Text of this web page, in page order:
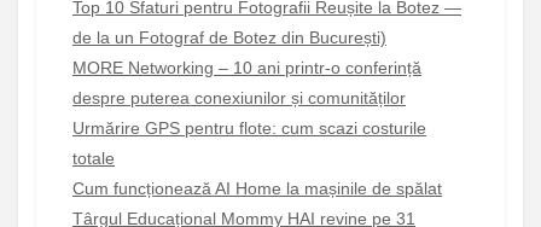
Top 10 Sfaturi pentru Fotografii Reușite la Botez —
de la un Fotograf de Botez din București)
MORE Networking – 10 ani printr-o conferință
despre puterea conexiunilor și comunităților
Urmărire GPS pentru flote: cum scazi costurile
totale
Cum funcționează AI Home la mașinile de spălat
Târgul Educațional Mommy HAI revine pe 31